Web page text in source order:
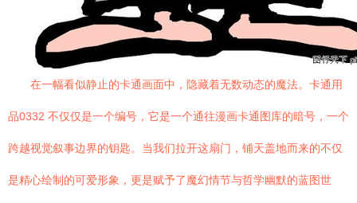
在一幅看似静止的卡通画面中，隐藏着无数动态的魔法。卡通用
品0332 不仅仅是一个编号，它是一个通往漫画卡通图库的暗号，一个
跨越视觉叙事边界的钥匙。当我们拉开这扇门，铺天盖地而来的不仅
是精心绘制的可爱形象，更是赋予了魔幻情节与哲学幽默的蓝图世